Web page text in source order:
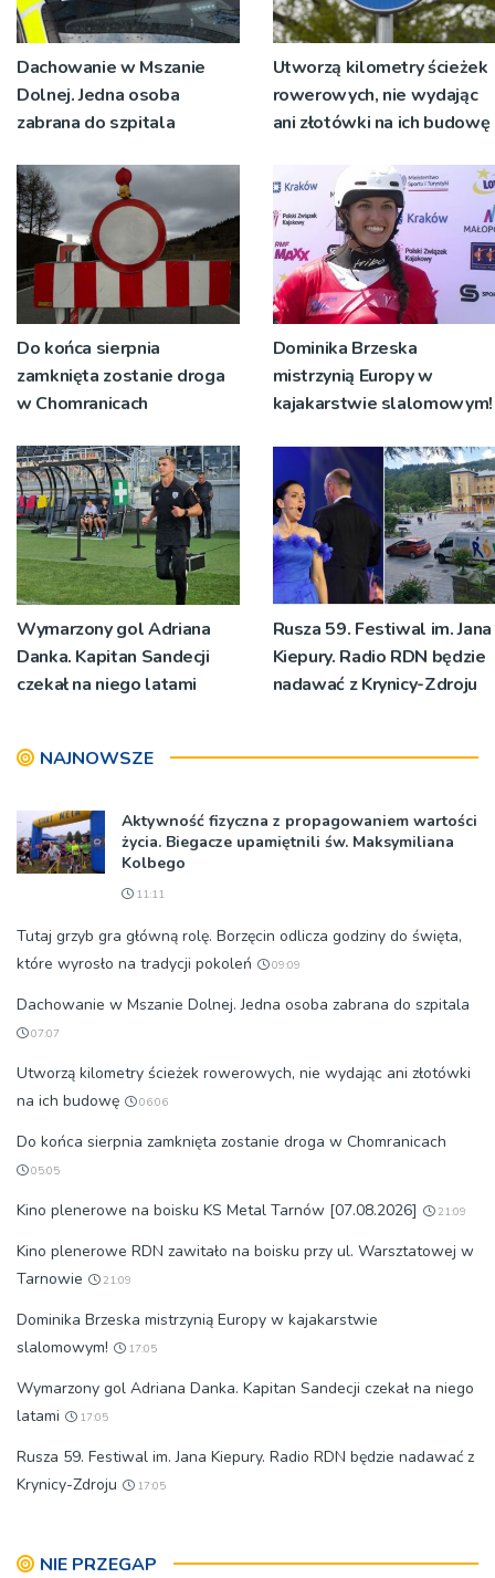
Dachowanie w Mszanie
Dolnej. Jedna osoba
zabrana do szpitala
Utworzą kilometry ścieżek
rowerowych, nie wydając
ani złotówki na ich budowę
Do końca sierpnia
zamknięta zostanie droga
w Chomranicach
Dominika Brzeska
mistrzynią Europy w
kajakarstwie slalomowym!
Wymarzony gol Adriana
Danka. Kapitan Sandecji
czekał na niego latami
Rusza 59. Festiwal im. Jana
Kiepury. Radio RDN będzie
nadawać z Krynicy-Zdroju
NAJNOWSZE
Aktywność fizyczna z propagowaniem wartości
życia. Biegacze upamiętnili św. Maksymiliana
Kolbego
11:11
Tutaj grzyb gra główną rolę. Borzęcin odlicza godziny do święta,
które wyrosło na tradycji pokoleń
09:09
Dachowanie w Mszanie Dolnej. Jedna osoba zabrana do szpitala
07:07
Utworzą kilometry ścieżek rowerowych, nie wydając ani złotówki
na ich budowę
06:06
Do końca sierpnia zamknięta zostanie droga w Chomranicach
05:05
Kino plenerowe na boisku KS Metal Tarnów [07.08.2026] 21:09
Kino plenerowe RDN zawitało na boisku przy ul. Warsztatowej w
Tarnowie
21:09
Dominika Brzeska mistrzynią Europy w kajakarstwie
slalomowym!
17:05
Wymarzony gol Adriana Danka. Kapitan Sandecji czekał na niego
latami
17:05
Rusza 59. Festiwal im. Jana Kiepury. Radio RDN będzie nadawać z
Krynicy-Zdroju
17:05
NIE PRZEGAP